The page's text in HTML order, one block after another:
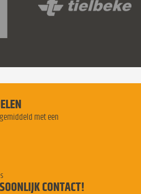
met een
CONTACT!